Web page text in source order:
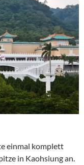
einmal komplett
in Kaohsiung an.